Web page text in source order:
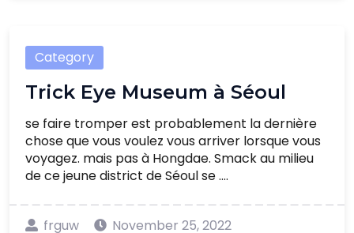
Category
Trick Eye Museum à Séoul
se faire tromper est probablement la dernière
chose que vous voulez vous arriver lorsque vous
voyagez. mais pas à Hongdae. Smack au milieu
de ce jeune district de Séoul se ....
frguw
November 25, 2022